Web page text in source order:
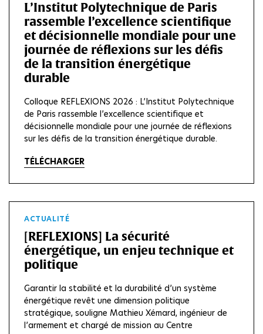
L’Institut Polytechnique de Paris
rassemble l’excellence scientifique
et décisionnelle mondiale pour une
journée de réflexions sur les défis
de la transition énergétique
durable
Colloque REFLEXIONS 2026 : L’Institut Polytechnique
de Paris rassemble l’excellence scientifique et
décisionnelle mondiale pour une journée de réflexions
sur les défis de la transition énergétique durable.
TÉLÉCHARGER
ACTUALITÉ
[REFLEXIONS] La sécurité
énergétique, un enjeu technique et
politique
Garantir la stabilité et la durabilité d’un système
énergétique revêt une dimension politique
stratégique, souligne Mathieu Xémard, ingénieur de
l’armement et chargé de mission au Centre